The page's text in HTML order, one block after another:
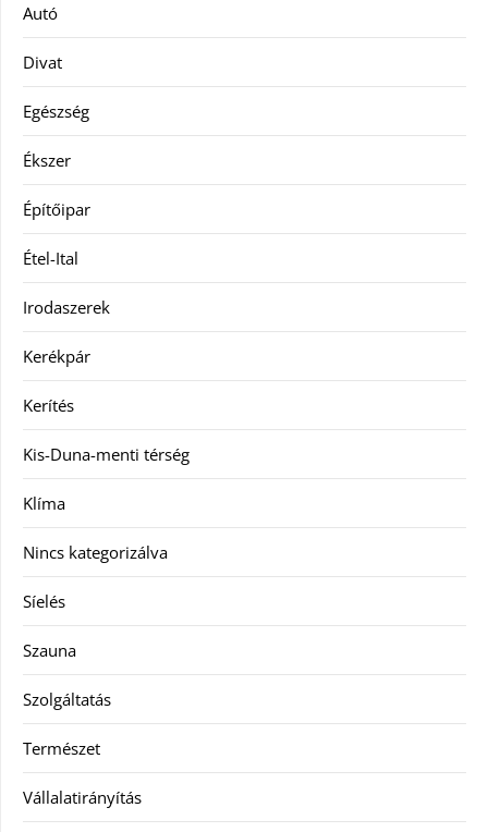
Autó
Divat
Egészség
Ékszer
Építőipar
Étel-Ital
Irodaszerek
Kerékpár
Kerítés
Kis-Duna-menti térség
Klíma
Nincs kategorizálva
Síelés
Szauna
Szolgáltatás
Természet
Vállalatirányítás